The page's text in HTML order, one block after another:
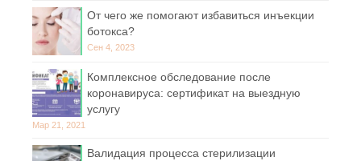
От чего же помогают избавиться инъекции
ботокса?
Сен 4, 2023
Комплексное обследование после
коронавируса: сертификат на выездную
услугу
Мар 21, 2021
Валидация процесса стерилизации